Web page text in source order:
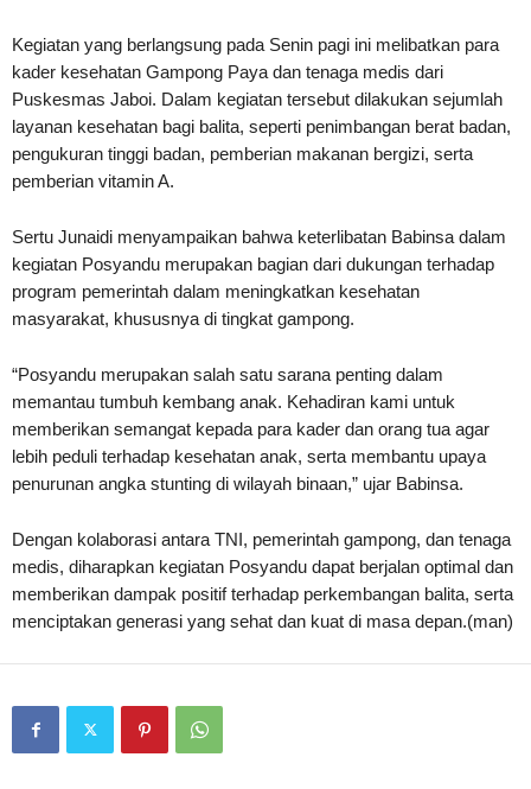
Kegiatan yang berlangsung pada Senin pagi ini melibatkan para
kader kesehatan Gampong Paya dan tenaga medis dari
Puskesmas Jaboi. Dalam kegiatan tersebut dilakukan sejumlah
layanan kesehatan bagi balita, seperti penimbangan berat badan,
pengukuran tinggi badan, pemberian makanan bergizi, serta
pemberian vitamin A.
Sertu Junaidi menyampaikan bahwa keterlibatan Babinsa dalam
kegiatan Posyandu merupakan bagian dari dukungan terhadap
program pemerintah dalam meningkatkan kesehatan
masyarakat, khususnya di tingkat gampong.
“Posyandu merupakan salah satu sarana penting dalam
memantau tumbuh kembang anak. Kehadiran kami untuk
memberikan semangat kepada para kader dan orang tua agar
lebih peduli terhadap kesehatan anak, serta membantu upaya
penurunan angka stunting di wilayah binaan,” ujar Babinsa.
Dengan kolaborasi antara TNI, pemerintah gampong, dan tenaga
medis, diharapkan kegiatan Posyandu dapat berjalan optimal dan
memberikan dampak positif terhadap perkembangan balita, serta
menciptakan generasi yang sehat dan kuat di masa depan.(man)